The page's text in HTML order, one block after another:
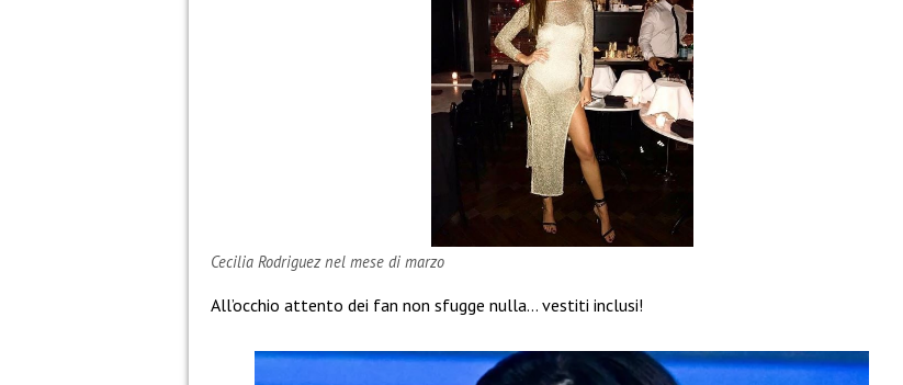
Cecilia Rodriguez nel mese di marzo
All’occhio attento dei fan non sfugge nulla… vestiti inclusi!